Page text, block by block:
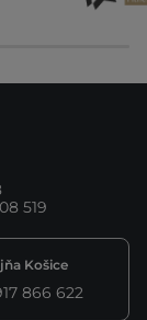
519
Košice
866 622